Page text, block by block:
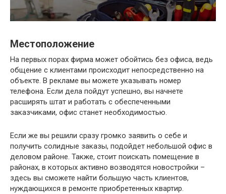
Местоположение
На первых порах фирма может обойтись без офиса, ведь
общение с клиентами происходит непосредственно на
объекте. В рекламе вы можете указывать номер
телефона. Если дела пойдут успешно, вы начнете
расширять штат и работать с обеспеченными
заказчиками, офис станет необходимостью.
Если же вы решили сразу громко заявить о себе и
получить солидные заказы, подойдет небольшой офис в
деловом районе. Также, стоит поискать помещение в
районах, в которых активно возводятся новостройки –
здесь вы сможете найти большую часть клиентов,
нуждающихся в ремонте приобретенных квартир.